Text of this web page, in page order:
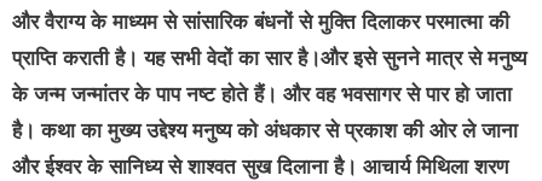
और वैराग्य के माध्यम से सांसारिक बंधनों से मुक्ति दिलाकर परमात्मा की
प्राप्ति कराती है। यह सभी वेदों का सार है।और इसे सुनने मात्र से मनुष्य
के जन्म जन्मांतर के पाप नष्ट होते हैं। और वह भवसागर से पार हो जाता
है। कथा का मुख्य उद्देश्य मनुष्य को अंधकार से प्रकाश की ओर ले जाना
और ईश्वर के सानिध्य से शाश्वत सुख दिलाना है। आचार्य मिथिला शरण